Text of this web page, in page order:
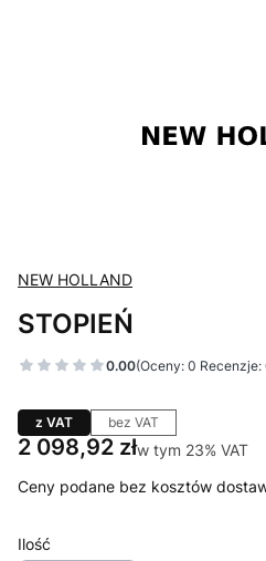
NEW HOLLAND
STOPIEŃ
0.00(Oceny: 0 Recenzje:
z VAT bez VAT
Cena
2 098,92 złw tym 23% VAT
w tym 23% VAT
Ceny podane bez kosztów
Ilość